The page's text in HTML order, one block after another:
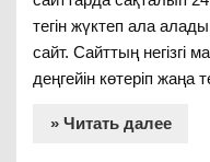
тегін жүктеп ала
сайт. Сайттың негізгі
деңгейін көтеріп
» Читать далее